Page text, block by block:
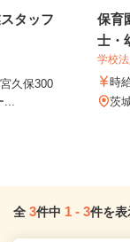
タッフ
久保300
保育
士・
学校
時
茨
全 3件中 1 - 3件を表